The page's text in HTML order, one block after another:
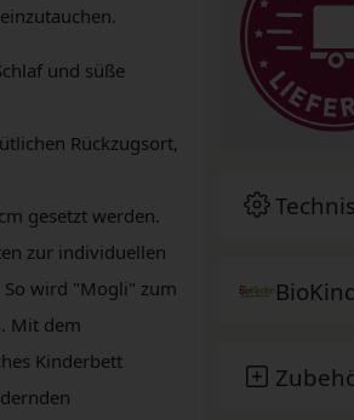
und süße
Rückzugsort,
gesetzt werden.
zur individuellen
So wird "Mogli" zum
Mit dem
Kinderbett